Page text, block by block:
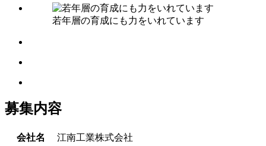
若年層の育成にも力をいれています
募集内容
会社名
江南工業株式会社